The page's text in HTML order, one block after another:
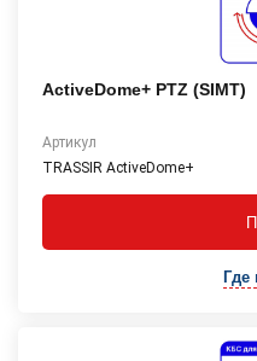
ActiveDome+ PTZ (SIMT)
Артикул
TRASSIR ActiveDome+
Где